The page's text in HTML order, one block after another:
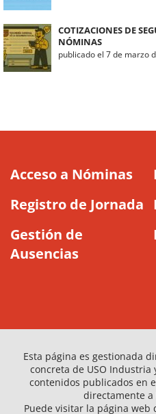
COTIZACIONES DE
NÓMINAS
publicado el 7 de marzo
Acceso a Nóminas
Registro de Jornada
Gestión de
Ausencias
Esta página es gestionada
concreta de USO Industria
contenidos publicados en
directamente a
Puede visitar la página web